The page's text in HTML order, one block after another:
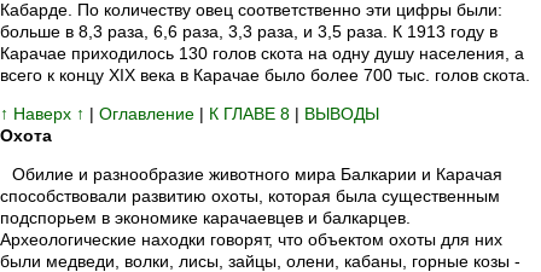
Кабарде. По количеству овец соответственно эти цифры были:
больше в 8,3 раза, 6,6 раза, 3,3 раза, и 3,5 раза. К 1913 году в
Карачае приходилось 130 голов скота на одну душу населения, а
всего к концу XIX века в Карачае было более 700 тыс. голов скота.
↑ Наверх ↑ | Оглавление | К ГЛАВЕ 8 | ВЫВОДЫ
Охота
Обилие и разнообразие животного мира Балкарии и Карачая
способствовали развитию охоты, которая была существенным
подспорьем в экономике карачаевцев и балкарцев.
Археологические находки говорят, что объектом охоты для них
были медведи, волки, лисы, зайцы, олени, кабаны, горные козы -